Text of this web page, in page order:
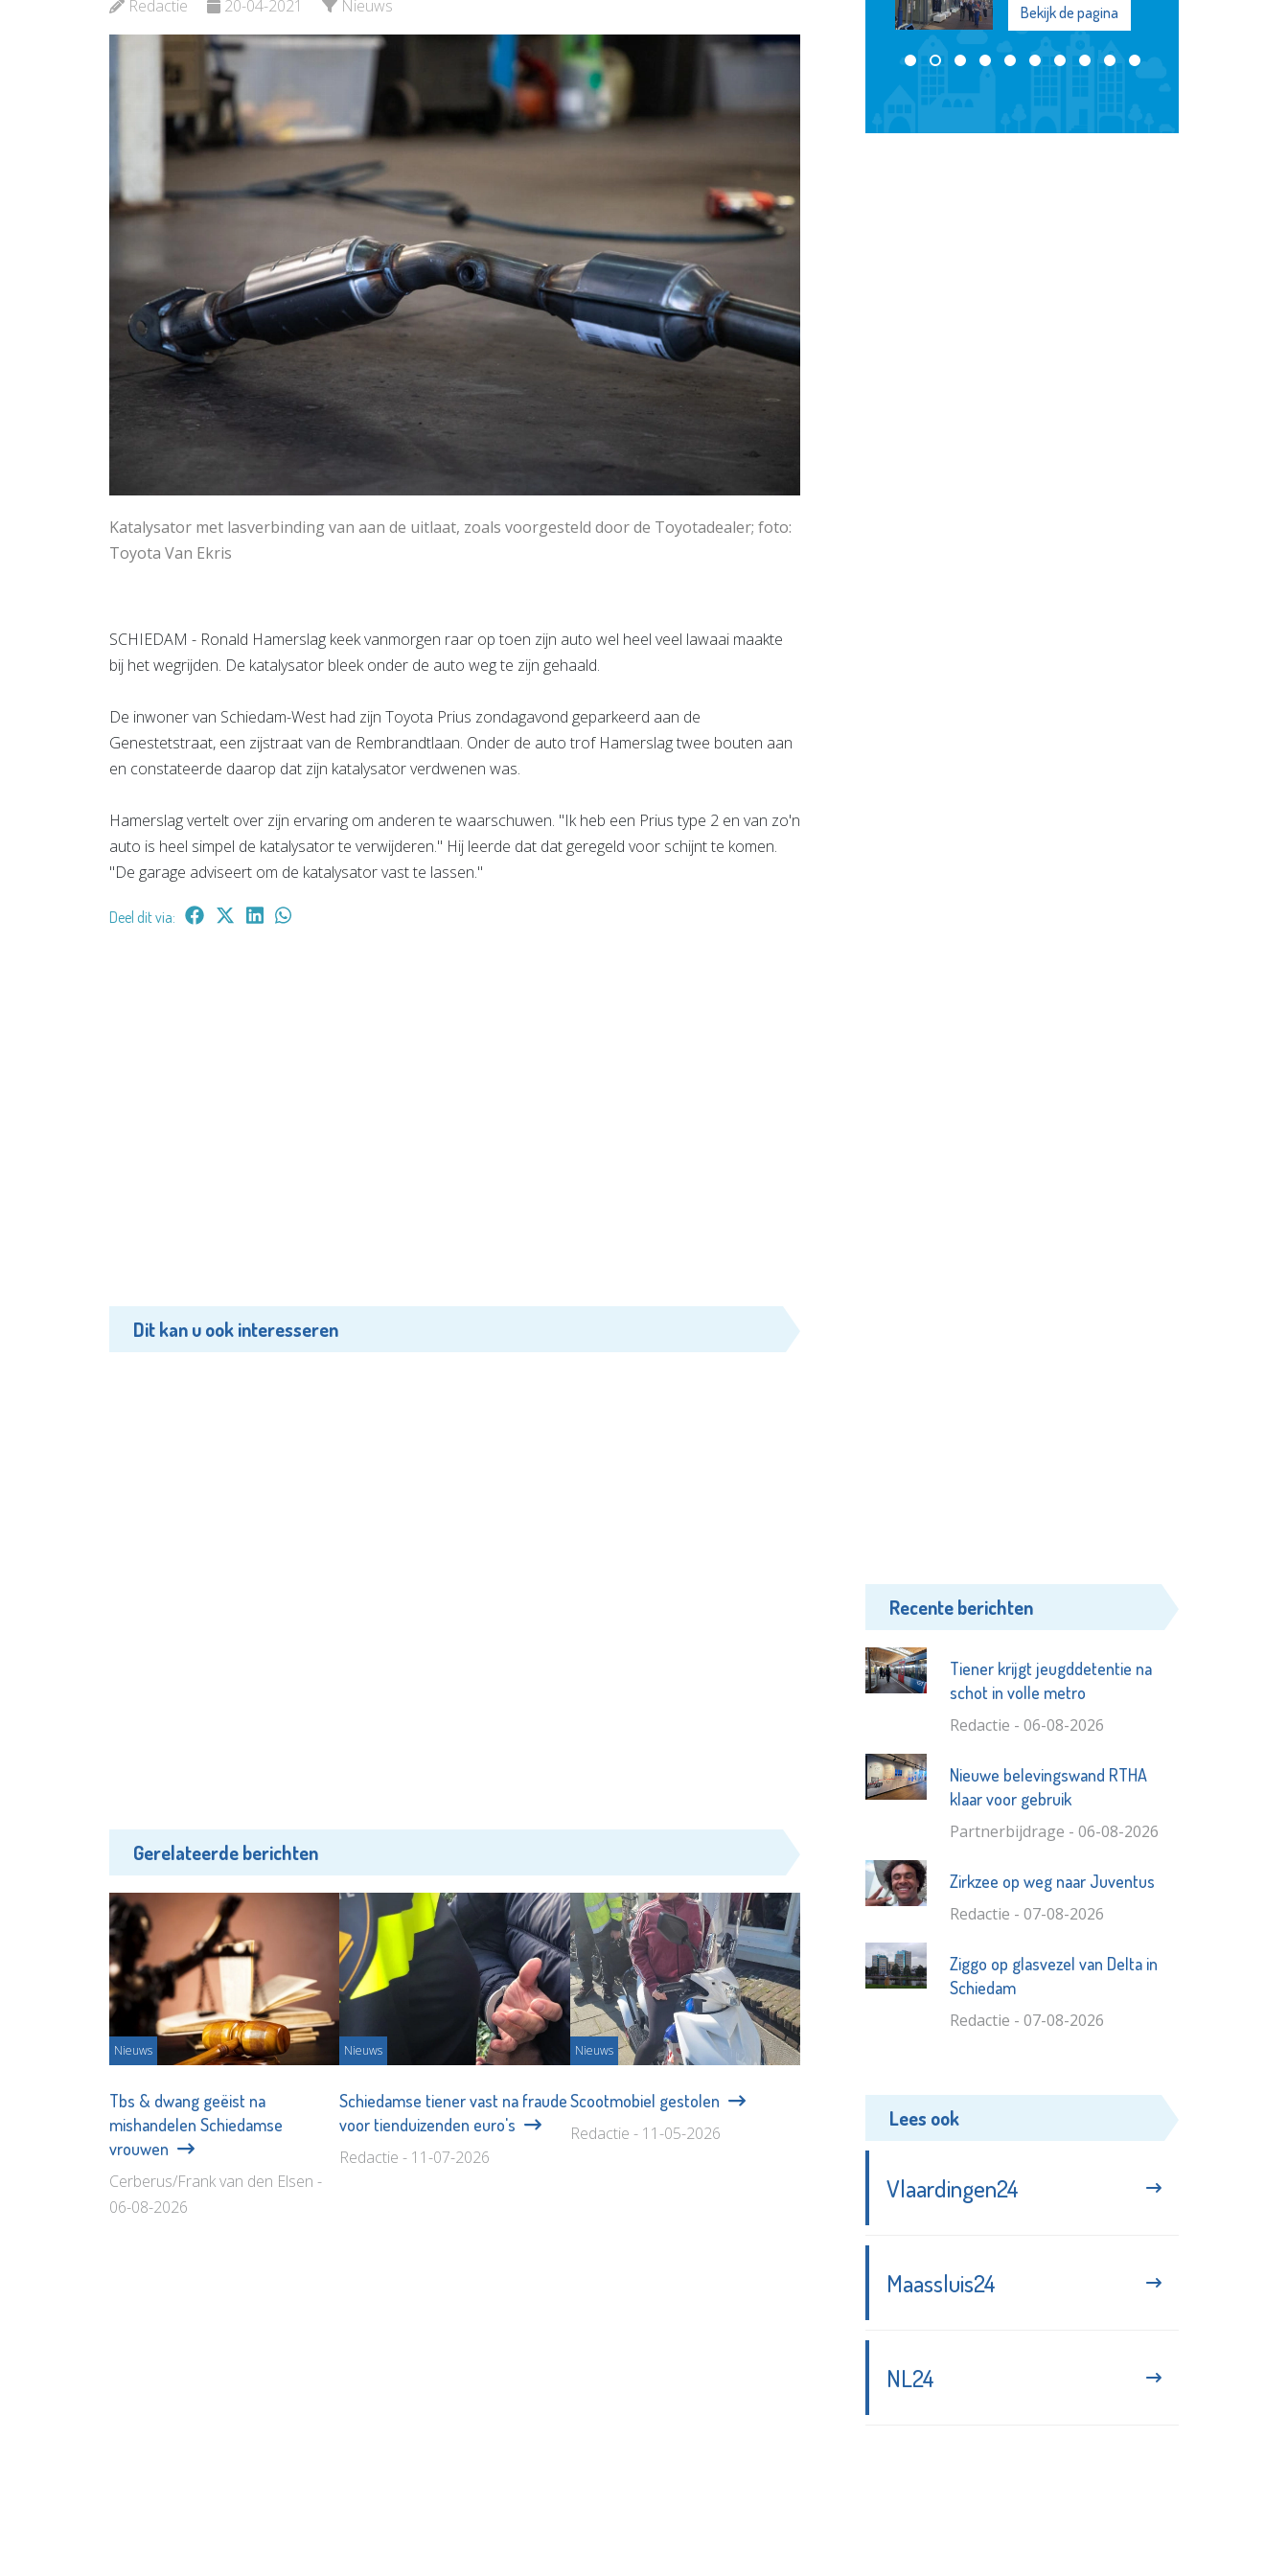
Redactie 20-04-2021 Nieuws
Katalysator met lasverbinding van aan de uitlaat, zoals voorgesteld door de Toyotadealer; foto:
Toyota Van Ekris
SCHIEDAM - Ronald Hamerslag keek vanmorgen raar op toen zijn auto wel heel veel lawaai maakte
bij het wegrijden. De katalysator bleek onder de auto weg te zijn gehaald.
De inwoner van Schiedam-West had zijn Toyota Prius zondagavond geparkeerd aan de
Genestetstraat, een zijstraat van de Rembrandtlaan. Onder de auto trof Hamerslag twee bouten aan
en constateerde daarop dat zijn katalysator verdwenen was.
Hamerslag vertelt over zijn ervaring om anderen te waarschuwen. "Ik heb een Prius type 2 en van zo'n
auto is heel simpel de katalysator te verwijderen." Hij leerde dat dat geregeld voor schijnt te komen.
"De garage adviseert om de katalysator vast te lassen."
Deel dit via:
Dit kan u ook interesseren
Gerelateerde berichten
Nieuws
Tbs & dwang geëist na
mishandelen Schiedamse
vrouwen
Cerberus/Frank van den Elsen -
06-08-2026
Nieuws
Schiedamse tiener vast na fraude
voor tienduizenden euro's
Redactie - 11-07-2026
Nieuws
Scootmobiel gestolen
Redactie - 11-05-2026
Bekijk de pagina Bekijk de pagina
Recente berichten
Tiener krijgt jeugddetentie na
schot in volle metro
Redactie - 06-08-2026
Nieuwe belevingswand RTHA
klaar voor gebruik
Partnerbijdrage - 06-08-2026
Zirkzee op weg naar Juventus
Redactie - 07-08-2026
Ziggo op glasvezel van Delta in
Schiedam
Redactie - 07-08-2026
Lees ook
Vlaardingen24
Maassluis24
NL24